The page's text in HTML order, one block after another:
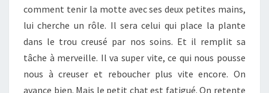
comment tenir la motte avec ses deux petites mains,
lui cherche un rôle. Il sera celui qui place la plante
dans le trou creusé par nos soins. Et il remplit sa
tâche à merveille. Il va super vite, ce qui nous pousse
nous à creuser et reboucher plus vite encore. On
avance bien. Mais le petit chat est fatigué. On retente